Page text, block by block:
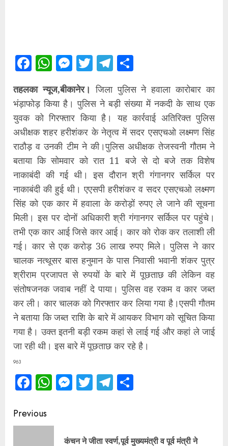
Facebook
WhatsApp
Messenger
TwitterTelegram
तहलका न्यूज,बीकानेर। जिला पुलिस ने हवाला कारोबार का
भंड़ाफोड़ किया है। पुलिस ने बड़ी संख्या में नकदी के साथ एक
युवक को गिरफ्तार किया है। यह कार्रवाई अतिरिक्त पुलिस
अधीक्षक शहर हरीशंकर के नेतृत्व में सदर एसएचओ लक्ष्मण सिंह
राठौड़ व उनकी टीम ने की।पुलिस अधीक्षक तेजस्वनी गौतम ने
बताया कि सोमवार को रात 11 बजे से दो बजे तक विशेष
नाकाबंदी की गई थी। इस दौरान श्री गंगानगर सर्किल पर
नाकाबंदी की हुई थी। एएसपी हरीशंकर व सदर एसएचओ लक्ष्मण
सिंह को एक कार में हवाला के करोड़ों रुपए ले जाने की सूचना
मिली। इस पर दोनों अधिकारी श्री गंगानगर सर्किल पर पहुंचे।
तभी एक कार आई जिसे कार आई। कार को रोक कर तलाशी ली
गई। कार से एक करोड़ 36 लाख रुपए मिले। पुलिस ने कार
चालक नत्थूसर बास हनुमान के पास निवासी भवानी शंकर पुत्र
श्रीराम प्रजापत से रुपयों के बारे में पूछताछ की लेकिन वह
संतोषजनक जवाब नहीं दे पाया। पुलिस वह रकम व कार जब्त
कर ली। कार चालक को गिरफ्तार कर लिया गया है।एसपी गौतम
ने बताया कि जब्त राशि के बारे में आयकर विभाग को सूचित किया
गया है। उक्त इतनी बड़ी रकम कहां से लाई गई और कहां ले जाई
जा रही थी। इस बारे में पूछताछ कर रहे है।
963
Facebook
WhatsApp
Messenger
TwitterTelegram
Continue
Reading
Previous
कंचन ने जीता स्वर्ण,पूर्व मुख्यमंत्री व पूर्व मंत्री ने